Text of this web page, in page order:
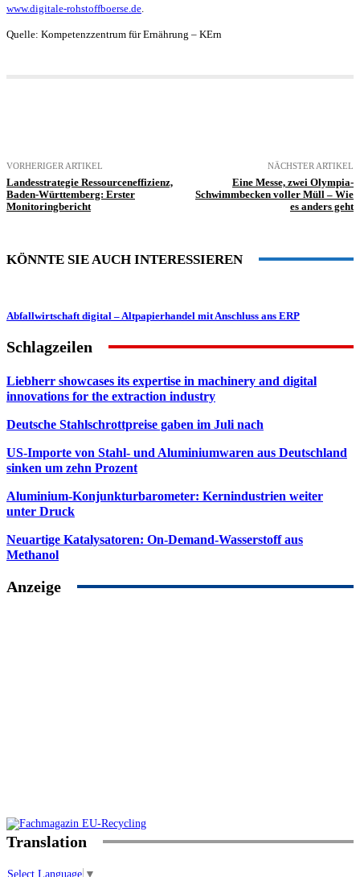
www.digitale-rohstoffboerse.de
Quelle: Kompetenzzentrum für Ernährung – KErn
VORHERIGER ARTIKEL
Landesstrategie Ressourceneffizienz,
Baden-Württemberg: Erster
Monitoringbericht
NÄCHSTER ARTIKEL
Eine Messe, zwei Olympia-
Schwimmbecken voller Müll – Wie
es anders geht
KÖNNTE SIE AUCH INTERESSIEREN
Abfallwirtschaft digital – Altpapierhandel mit Anschluss ans ERP
Schlagzeilen
Liebherr showcases its expertise in machinery and digital
innovations for the extraction industry
Deutsche Stahlschrottpreise gaben im Juli nach
US-Importe von Stahl- und Aluminiumwaren aus Deutschland
sinken um zehn Prozent
Aluminium-Konjunkturbarometer: Kernindustrien weiter
unter Druck
Neuartige Katalysatoren: On-Demand-Wasserstoff aus
Methanol
Anzeige
Translation
Select Language ▼